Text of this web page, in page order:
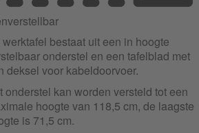
werktafel bestaat uit een in hoogte
onderstel en een tafelblad met
deksel voor kabeldoorvoer.
onderstel kan worden versteld tot een
hoogte van 118,5 cm, de laagste
is 71,5 cm.